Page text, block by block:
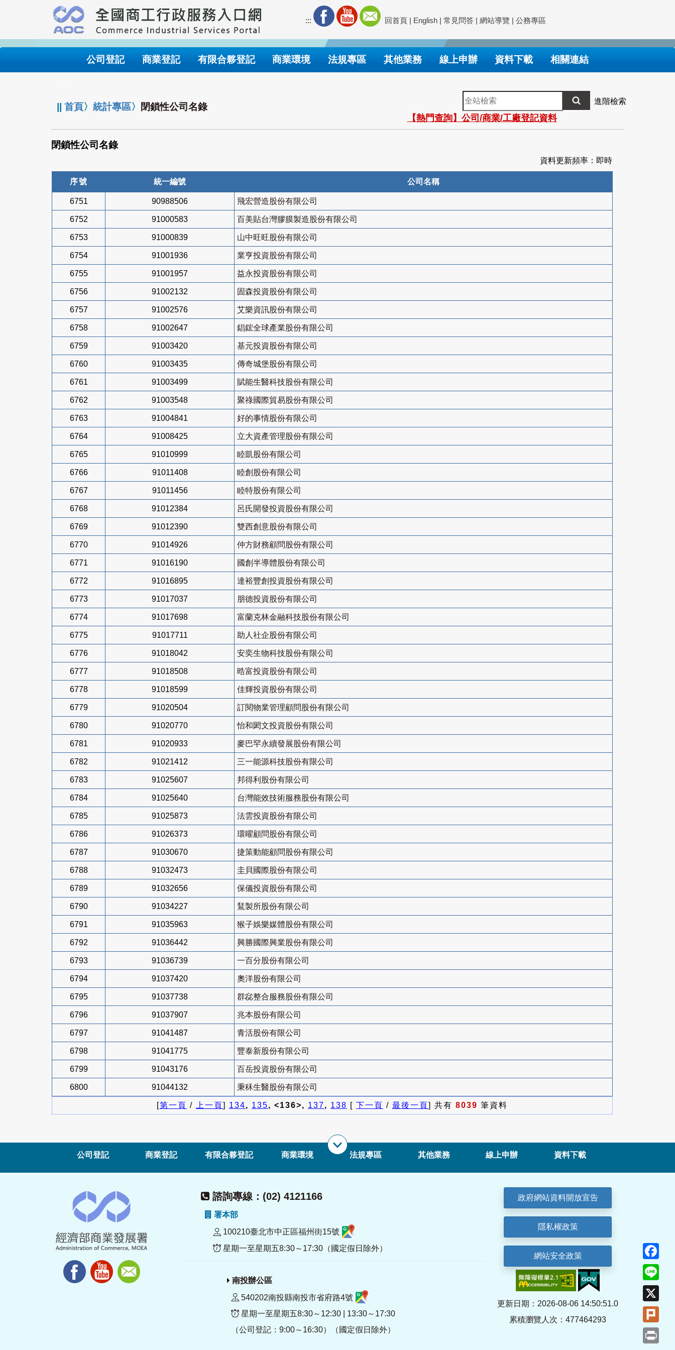
要
內
::: 回首頁 | English | 常見問答 | 網站導覽 | 公務專區
公司登記 商業登記 有限合夥登記 商業環境 法規專區 其他業務 線上申辦 資料下載 相關連結
||首頁〉統計專區〉 閉鎖性公司名錄
全
站
檢
索
進階檢索
【熱門查詢】公司/商業/工廠登記資料
閉鎖性公司名錄
資料更新頻率：即時
序號 統一編號 公司名稱
6751 90988506 飛宏營造股份有限公司
6752 91000583 百美貼台灣膠膜製造股份有限公司
6753 91000839 山中旺旺股份有限公司
6754 91001936 業亨投資股份有限公司
6755 91001957 益永投資股份有限公司
6756 91002132 固森投資股份有限公司
6757 91002576 艾樂資訊股份有限公司
6758 91002647 錩鋐全球產業股份有限公司
6759 91003420 基元投資股份有限公司
6760 91003435 傳奇城堡股份有限公司
6761 91003499 賦能生醫科技股份有限公司
6762 91003548 聚祿國際貿易股份有限公司
6763 91004841 好的事情股份有限公司
6764 91008425 立大資產管理股份有限公司
6765 91010999 睦凱股份有限公司
6766 91011408 睦創股份有限公司
6767 91011456 睦特股份有限公司
6768 91012384 呂氏開發投資股份有限公司
6769 91012390 雙西創意股份有限公司
6770 91014926 仲方財務顧問股份有限公司
6771 91016190 國創半導體股份有限公司
6772 91016895 達裕豐創投資股份有限公司
6773 91017037 朋德投資股份有限公司
6774 91017698 富蘭克林金融科技股份有限公司
6775 91017711 助人社企股份有限公司
6776 91018042 安奕生物科技股份有限公司
6777 91018508 晧富投資股份有限公司
6778 91018599 佳輝投資股份有限公司
6779 91020504 訂閱物業管理顧問股份有限公司
6780 91020770 怡和閎文投資股份有限公司
6781 91020933 麥巴罕永續發展股份有限公司
6782 91021412 三一能源科技股份有限公司
6783 91025607 邦得利股份有限公司
6784 91025640 台灣能效技術服務股份有限公司
6785 91025873 法雲投資股份有限公司
6786 91026373 環曜顧問股份有限公司
6787 91030670 捷策動能顧問股份有限公司
6788 91032473 圭貝國際股份有限公司
6789 91032656 保儀投資股份有限公司
6790 91034227 鵟製所股份有限公司
6791 91035963 猴子娛樂媒體股份有限公司
6792 91036442 興勝國際興業股份有限公司
6793 91036739 一百分股份有限公司
6794 91037420 奧洋股份有限公司
6795 91037738 群惢整合服務股份有限公司
6796 91037907 兆本股份有限公司
6797 91041487 青活股份有限公司
6798 91041775 豐泰新股份有限公司
6799 91043176 百岳投資股份有限公司
6800 91044132 秉秝生醫股份有限公司
[第一頁 / 上一頁] 134, 135, <136>, 137, 138 [ 下一頁 / 最後一頁] 共有 8039 筆資料
公司登記 商業登記 有限合夥登記 商業環境 法規專區 其他業務 線上申辦 資料下載
諮詢專線：(02) 4121166
署本部
100210臺北市中正區福州街15號
星期一至星期五8:30～17:30（國定假日除外）
南投辦公區
540202南投縣南投市省府路4號
星期一至星期五8:30～12:30 | 13:30～17:30
（公司登記：9:00～16:30）（國定假日除外）
政府網站資料開放宣告
隱私權政策
網站安全政策
更新日期：2026-08-06 14:50:51.0
累積瀏覽人次：477464293